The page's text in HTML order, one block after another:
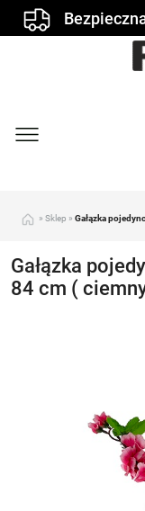
» Sklep » Gałązka
Gałązka
84 cm (